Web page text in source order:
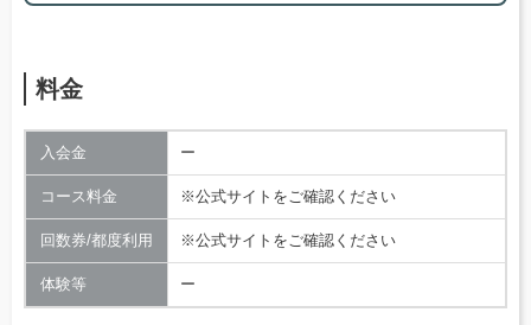
料金
入会金 ー
コース料金 ※公式サイトをご確認ください
回数券/都度利用 ※公式サイトをご確認ください
体験等 ー